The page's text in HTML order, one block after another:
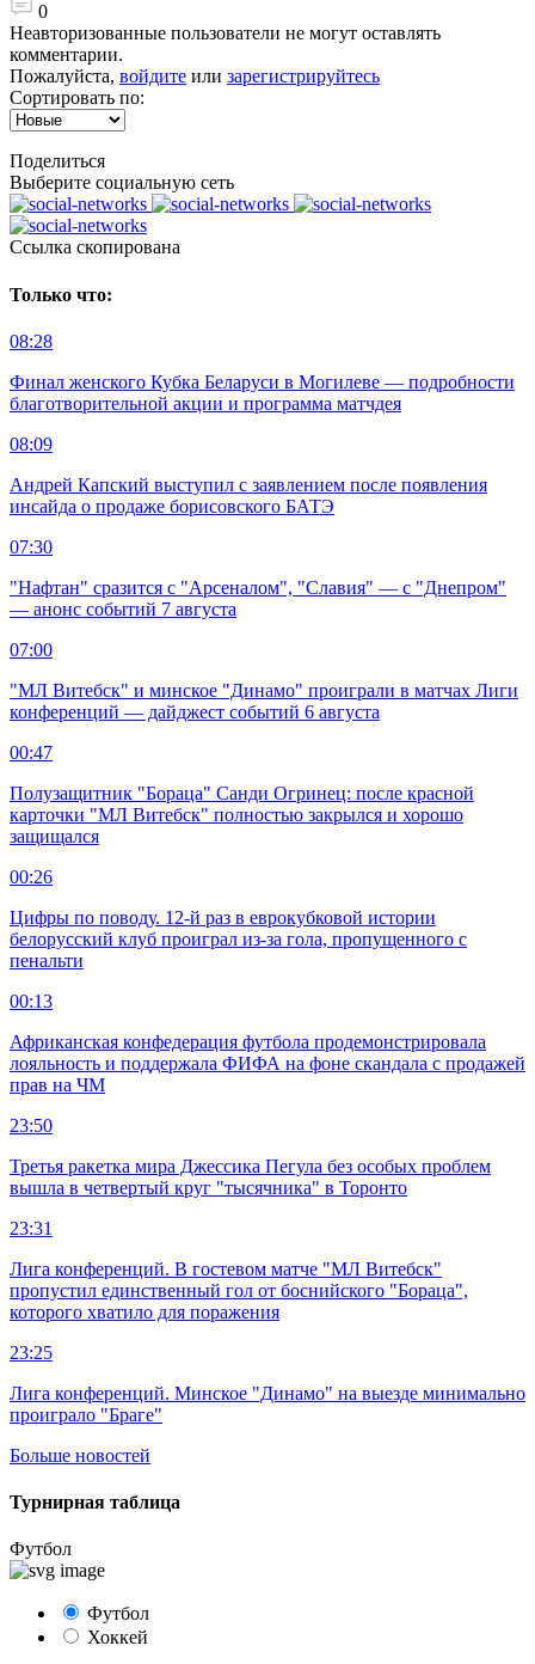
0
Неавторизованные пользователи не могут оставлять
комментарии.
Пожалуйста, войдите или зарегистрируйтесь
Сортировать по:
Поделиться
Выберите социальную сеть
Ccылка скопирована
Только что:
08:28
Финал женского Кубка Беларуси в Могилеве — подробности
благотворительной акции и программа матчдея
08:09
Андрей Капский выступил с заявлением после появления
инсайда о продаже борисовского БАТЭ
07:30
"Нафтан" сразится с "Арсеналом", "Славия" — с "Днепром"
— анонс событий 7 августа
07:00
"МЛ Витебск" и минское "Динамо" проиграли в матчах Лиги
конференций — дайджест событий 6 августа
00:47
Полузащитник "Бораца" Санди Огринец: после красной
карточки "МЛ Витебск" полностью закрылся и хорошо
защищался
00:26
Цифры по поводу. 12-й раз в еврокубковой истории
белорусский клуб проиграл из-за гола, пропущенного с
пенальти
00:13
Африканская конфедерация футбола продемонстрировала
лояльность и поддержала ФИФА на фоне скандала с продажей
прав на ЧМ
23:50
Третья ракетка мира Джессика Пегула без особых проблем
вышла в четвертый круг "тысячника" в Торонто
23:31
Лига конференций. В гостевом матче "МЛ Витебск"
пропустил единственный гол от боснийского "Бораца",
которого хватило для поражения
23:25
Лига конференций. Минское "Динамо" на выезде минимально
проиграло "Браге"
Больше новостей
Турнирная таблица
Футбол
Футбол
Хоккей